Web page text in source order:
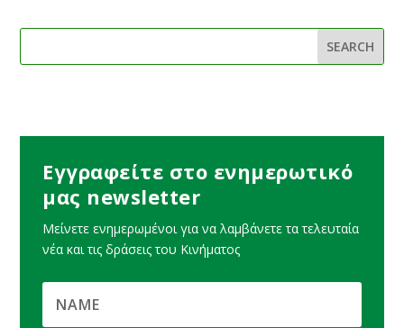
Εγγραφείτε στο ενημερωτικό
μας newsletter
Μείνετε ενημερωμένοι για να λαμβάνετε τα τελευταία
νέα και τις δράσεις του Κινήματος